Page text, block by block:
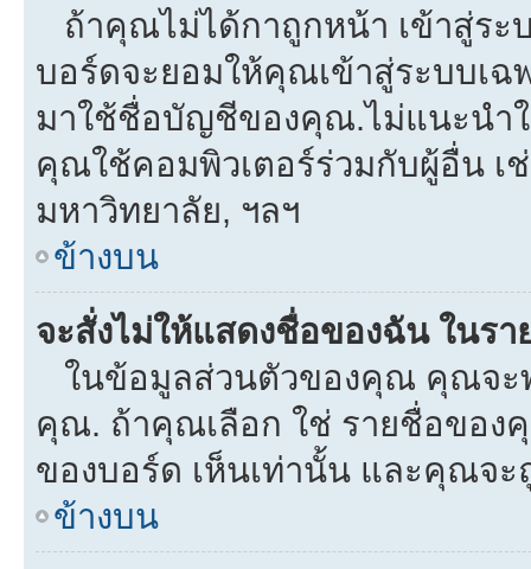
ถ้าคุณไม่ได้กาถูกหน้า เข้าสู่ระ
บอร์ดจะยอมให้คุณเข้าสู่ระบบเ
มาใช้ชื่อบัญชีของคุณ.ไม่แนะนำ
คุณใช้คอมพิวเตอร์ร่วมกับผู้อื่น เ
มหาวิทยาลัย, ฯลฯ
ข้างบน
จะสั่งไม่ให้แสดงชื่อของฉัน ในร
ในข้อมูลส่วนตัวของคุณ คุณจะ
คุณ. ถ้าคุณเลือก ใช่ รายชื่อของ
ของบอร์ด เห็นเท่านั้น และคุณจ
ข้างบน